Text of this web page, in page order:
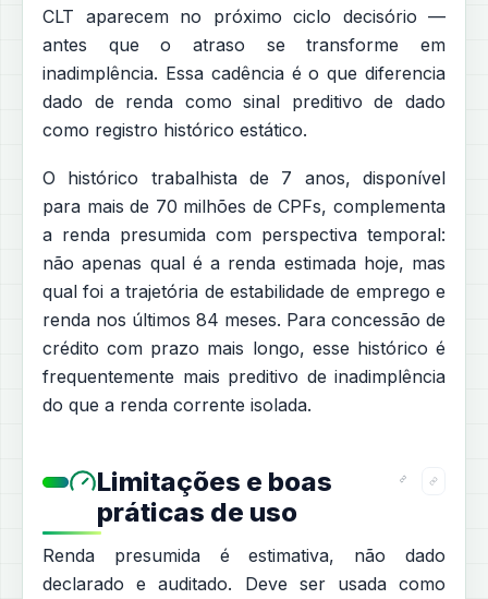
CLT aparecem no próximo ciclo decisório —
antes que o atraso se transforme em
inadimplência. Essa cadência é o que diferencia
dado de renda como sinal preditivo de dado
como registro histórico estático.
O histórico trabalhista de 7 anos, disponível
para mais de 70 milhões de CPFs, complementa
a renda presumida com perspectiva temporal:
não apenas qual é a renda estimada hoje, mas
qual foi a trajetória de estabilidade de emprego e
renda nos últimos 84 meses. Para concessão de
crédito com prazo mais longo, esse histórico é
frequentemente mais preditivo de inadimplência
do que a renda corrente isolada.
Limitações e boas
práticas de uso
Renda presumida é estimativa, não dado
declarado e auditado. Deve ser usada como